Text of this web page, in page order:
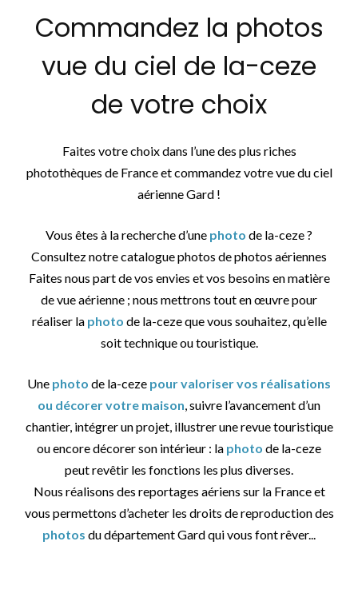
Commandez la photos
vue du ciel de la-ceze
de votre choix
Faites votre choix dans l’une des plus riches
photothèques de France et commandez votre vue du ciel
aérienne Gard !
Vous êtes à la recherche d’une photo de la-ceze ?
Consultez notre catalogue photos de photos aériennes
Faites nous part de vos envies et vos besoins en matière
de vue aérienne ; nous mettrons tout en œuvre pour
réaliser la photo de la-ceze que vous souhaitez, qu’elle
soit technique ou touristique.
Une photo de la-ceze pour valoriser vos réalisations
ou décorer votre maison, suivre l’avancement d’un
chantier, intégrer un projet, illustrer une revue touristique
ou encore décorer son intérieur : la photo de la-ceze
peut revêtir les fonctions les plus diverses.
Nous réalisons des reportages aériens sur la France et
vous permettons d’acheter les droits de reproduction des
photos du département Gard qui vous font rêver...